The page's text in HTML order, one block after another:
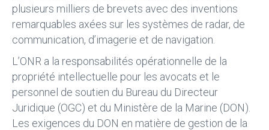
plusieurs milliers de brevets avec des inventions
remarquables axées sur les systèmes de radar, de
communication, d’imagerie et de navigation.
L’ONR a la responsabilités opérationnelle de la
propriété intellectuelle pour les avocats et le
personnel de soutien du Bureau du Directeur
Juridique (OGC) et du Ministère de la Marine (DON).
Les exigences du DON en matière de gestion de la